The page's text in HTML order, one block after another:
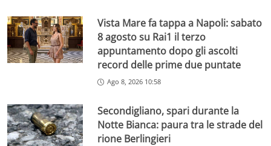
Vista Mare fa tappa a Napoli: sabato
8 agosto su Rai1 il terzo
appuntamento dopo gli ascolti
record delle prime due puntate
Ago 8, 2026 10:58
Secondigliano, spari durante la
Notte Bianca: paura tra le strade del
rione Berlingieri